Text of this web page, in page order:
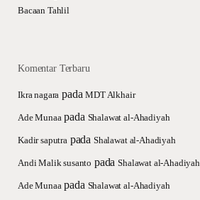
Bacaan Tahlil
Komentar Terbaru
Ikra nagara padaMDT Alkhair
Ade Munaa pada Shalawat al-Ahadiyah
Kadir saputra pada Shalawat al-Ahadiyah
Andi Malik susanto padaShalawat al-Ahadiyah
Ade Munaa pada Shalawat al-Ahadiyah